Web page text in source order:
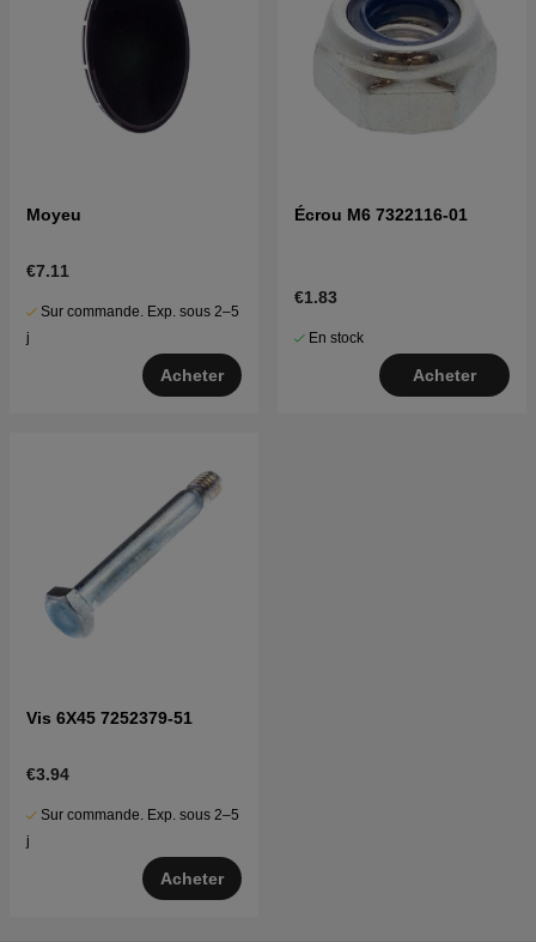
Moyeu
€7.11
Sur commande. Exp. sous 2–5
j
Acheter
Écrou M6 7322116-01
€1.83
En stock
Acheter
Vis 6X45 7252379-51
€3.94
Sur commande. Exp. sous 2–5
j
Acheter